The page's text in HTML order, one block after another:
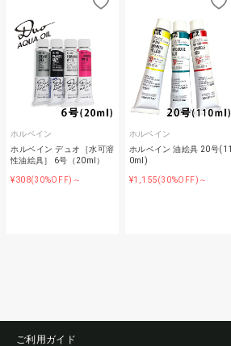
ホルベイン
ホルベイン デュオ［水可溶
性油絵具］ 6号（20ml）
¥308(30%OFF)～
ホルベイン
ホルベイン 油絵具 20号(11
0ml)
¥1,155(30%OFF)～
ご利用ガイド